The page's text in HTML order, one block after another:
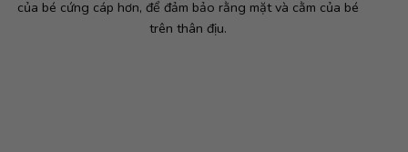
của bé cứng cáp hơn, để đảm bảo rằng mặt và cằm của bé
trên thân địu.